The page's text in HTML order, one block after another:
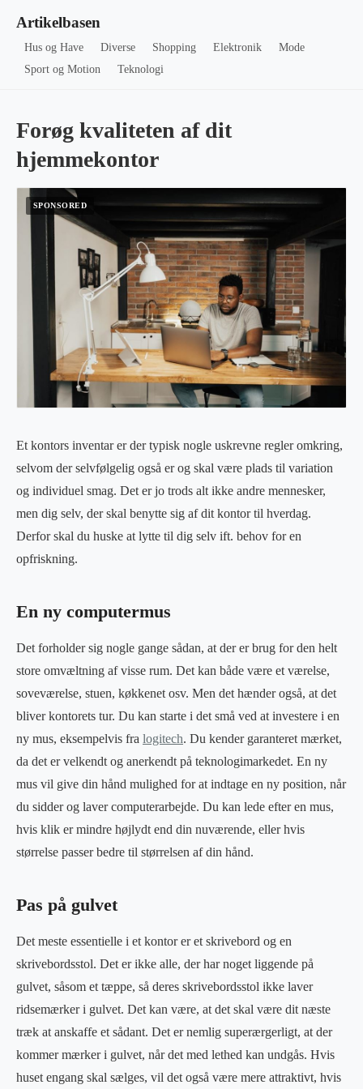
Artikelbasen
Hus og Have Diverse Shopping Elektronik
Mode
Sport og Motion
Teknologi
Forøg kvaliteten af dit
hjemmekontor
Et kontors inventar er der typisk nogle uskrevne regler omkring,
selvom der selvfølgelig også er og skal være plads til variation
og individuel smag. Det er jo trods alt ikke andre mennesker,
men dig selv, der skal benytte sig af dit kontor til hverdag.
Derfor skal du huske at lytte til dig selv ift. behov for en
opfriskning.
En ny computermus
Det forholder sig nogle gange sådan, at der er brug for den helt
store omvæltning af visse rum. Det kan både være et værelse,
soveværelse, stuen, køkkenet osv. Men det hænder også, at det
bliver kontorets tur. Du kan starte i det små ved at investere i en
ny mus, eksempelvis fra logitech. Du kender garanteret mærket,
da det er velkendt og anerkendt på teknologimarkedet. En ny
mus vil give din hånd mulighed for at indtage en ny position, når
du sidder og laver computerarbejde. Du kan lede efter en mus,
hvis klik er mindre højlydt end din nuværende, eller hvis
størrelse passer bedre til størrelsen af din hånd.
Pas på gulvet
Det meste essentielle i et kontor er et skrivebord og en
skrivebordsstol. Det er ikke alle, der har noget liggende på
gulvet, såsom et tæppe, så deres skrivebordsstol ikke laver
ridsemærker i gulvet. Det kan være, at det skal være dit næste
træk at anskaffe et sådant. Det er nemlig superærgerligt, at der
kommer mærker i gulvet, når det med lethed kan undgås. Hvis
huset engang skal sælges, vil det også være mere attraktivt, hvis